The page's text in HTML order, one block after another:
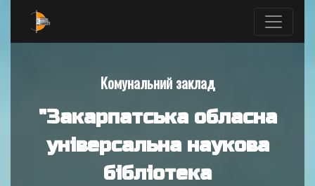
Комунальний заклад
"Закарпатська обласна
універсальна наукова
бібліотека